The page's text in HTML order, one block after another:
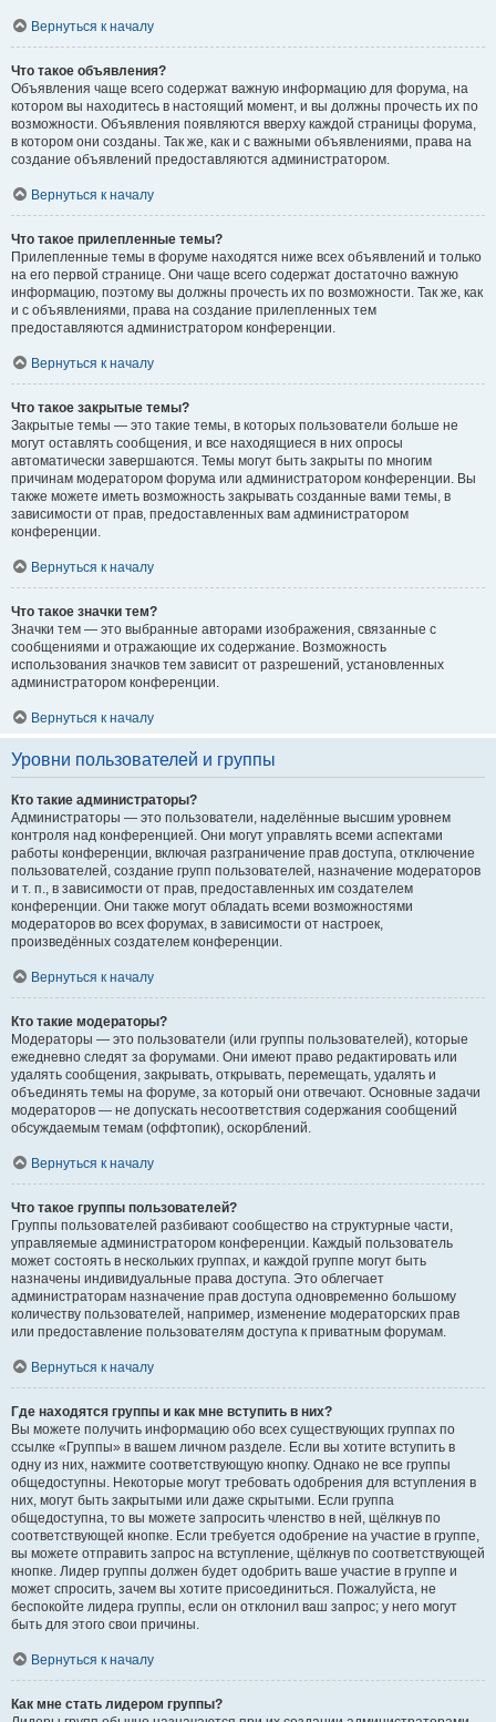
Вернуться к началу
Что такое объявления?
Объявления чаще всего содержат важную информацию для форума, на
котором вы находитесь в настоящий момент, и вы должны прочесть их по
возможности. Объявления появляются вверху каждой страницы форума,
в котором они созданы. Так же, как и с важными объявлениями, права на
создание объявлений предоставляются администратором.
Вернуться к началу
Что такое прилепленные темы?
Прилепленные темы в форуме находятся ниже всех объявлений и только
на его первой странице. Они чаще всего содержат достаточно важную
информацию, поэтому вы должны прочесть их по возможности. Так же, как
и с объявлениями, права на создание прилепленных тем
предоставляются администратором конференции.
Вернуться к началу
Что такое закрытые темы?
Закрытые темы — это такие темы, в которых пользователи больше не
могут оставлять сообщения, и все находящиеся в них опросы
автоматически завершаются. Темы могут быть закрыты по многим
причинам модератором форума или администратором конференции. Вы
также можете иметь возможность закрывать созданные вами темы, в
зависимости от прав, предоставленных вам администратором
конференции.
Вернуться к началу
Что такое значки тем?
Значки тем — это выбранные авторами изображения, связанные с
сообщениями и отражающие их содержание. Возможность
использования значков тем зависит от разрешений, установленных
администратором конференции.
Вернуться к началу
Уровни пользователей и группы
Кто такие администраторы?
Администраторы — это пользователи, наделённые высшим уровнем
контроля над конференцией. Они могут управлять всеми аспектами
работы конференции, включая разграничение прав доступа, отключение
пользователей, создание групп пользователей, назначение модераторов
и т. п., в зависимости от прав, предоставленных им создателем
конференции. Они также могут обладать всеми возможностями
модераторов во всех форумах, в зависимости от настроек,
произведённых создателем конференции.
Вернуться к началу
Кто такие модераторы?
Модераторы — это пользователи (или группы пользователей), которые
ежедневно следят за форумами. Они имеют право редактировать или
удалять сообщения, закрывать, открывать, перемещать, удалять и
объединять темы на форуме, за который они отвечают. Основные задачи
модераторов — не допускать несоответствия содержания сообщений
обсуждаемым темам (оффтопик), оскорблений.
Вернуться к началу
Что такое группы пользователей?
Группы пользователей разбивают сообщество на структурные части,
управляемые администратором конференции. Каждый пользователь
может состоять в нескольких группах, и каждой группе могут быть
назначены индивидуальные права доступа. Это облегчает
администраторам назначение прав доступа одновременно большому
количеству пользователей, например, изменение модераторских прав
или предоставление пользователям доступа к приватным форумам.
Вернуться к началу
Где находятся группы и как мне вступить в них?
Вы можете получить информацию обо всех существующих группах по
ссылке «Группы» в вашем личном разделе. Если вы хотите вступить в
одну из них, нажмите соответствующую кнопку. Однако не все группы
общедоступны. Некоторые могут требовать одобрения для вступления в
них, могут быть закрытыми или даже скрытыми. Если группа
общедоступна, то вы можете запросить членство в ней, щёлкнув по
соответствующей кнопке. Если требуется одобрение на участие в группе,
вы можете отправить запрос на вступление, щёлкнув по соответствующей
кнопке. Лидер группы должен будет одобрить ваше участие в группе и
может спросить, зачем вы хотите присоединиться. Пожалуйста, не
беспокойте лидера группы, если он отклонил ваш запрос; у него могут
быть для этого свои причины.
Вернуться к началу
Как мне стать лидером группы?